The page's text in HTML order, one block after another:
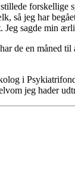
forskellige
jeg har
sagde min
de en
i
jeg hader